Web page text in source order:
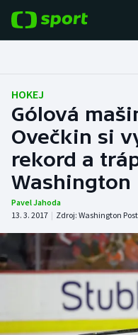
Fotbal
Hokej
Tenis
Atletika
DALŠÍ SPORTY
Americký fotbal
Baseball a softbal
NEPŘEHLÉDNĚTE
Soutěže
HOKEJ
Gólová
Ovečkin si
rekord a
Washington
Pavel Jahoda
13. 3. 2017 | Zdroj: Washington Post